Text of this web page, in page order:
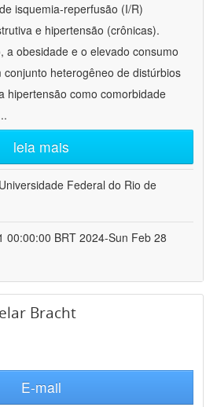
isquemia-reperfusão (I/R)
e hipertensão (crônicas).
a obesidade e o elevado consumo
heterogêneo de distúrbios
hipertensão como comorbidade
leia mais
Universidade Federal do Rio de
00:00:00 BRT 2024-Sun Feb 28
Bracht
E-mail